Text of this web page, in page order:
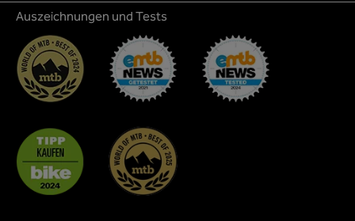
Auszeichnungen und Tests